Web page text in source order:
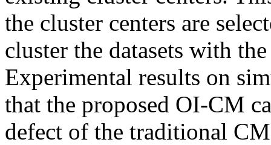
the cluster centers are
cluster the datasets with
Experimental results on
that the proposed OI-CM
defect of the traditional